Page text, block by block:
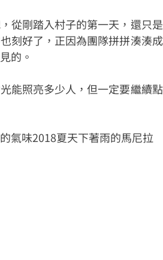
從剛踏入村子的第一天，還只
刻好了，正因為團隊拼拼湊湊
的。
能照亮多少人，但一定要繼續
氣味2018夏天下著雨的馬尼拉